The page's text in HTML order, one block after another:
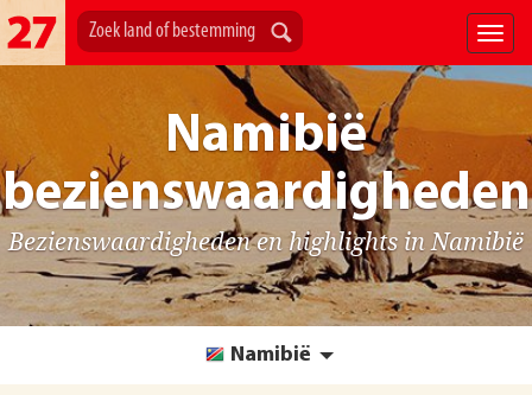
Namibië
bezienswaardigheden
Bezienswaardigheden en highlights in Namibië
Namibië